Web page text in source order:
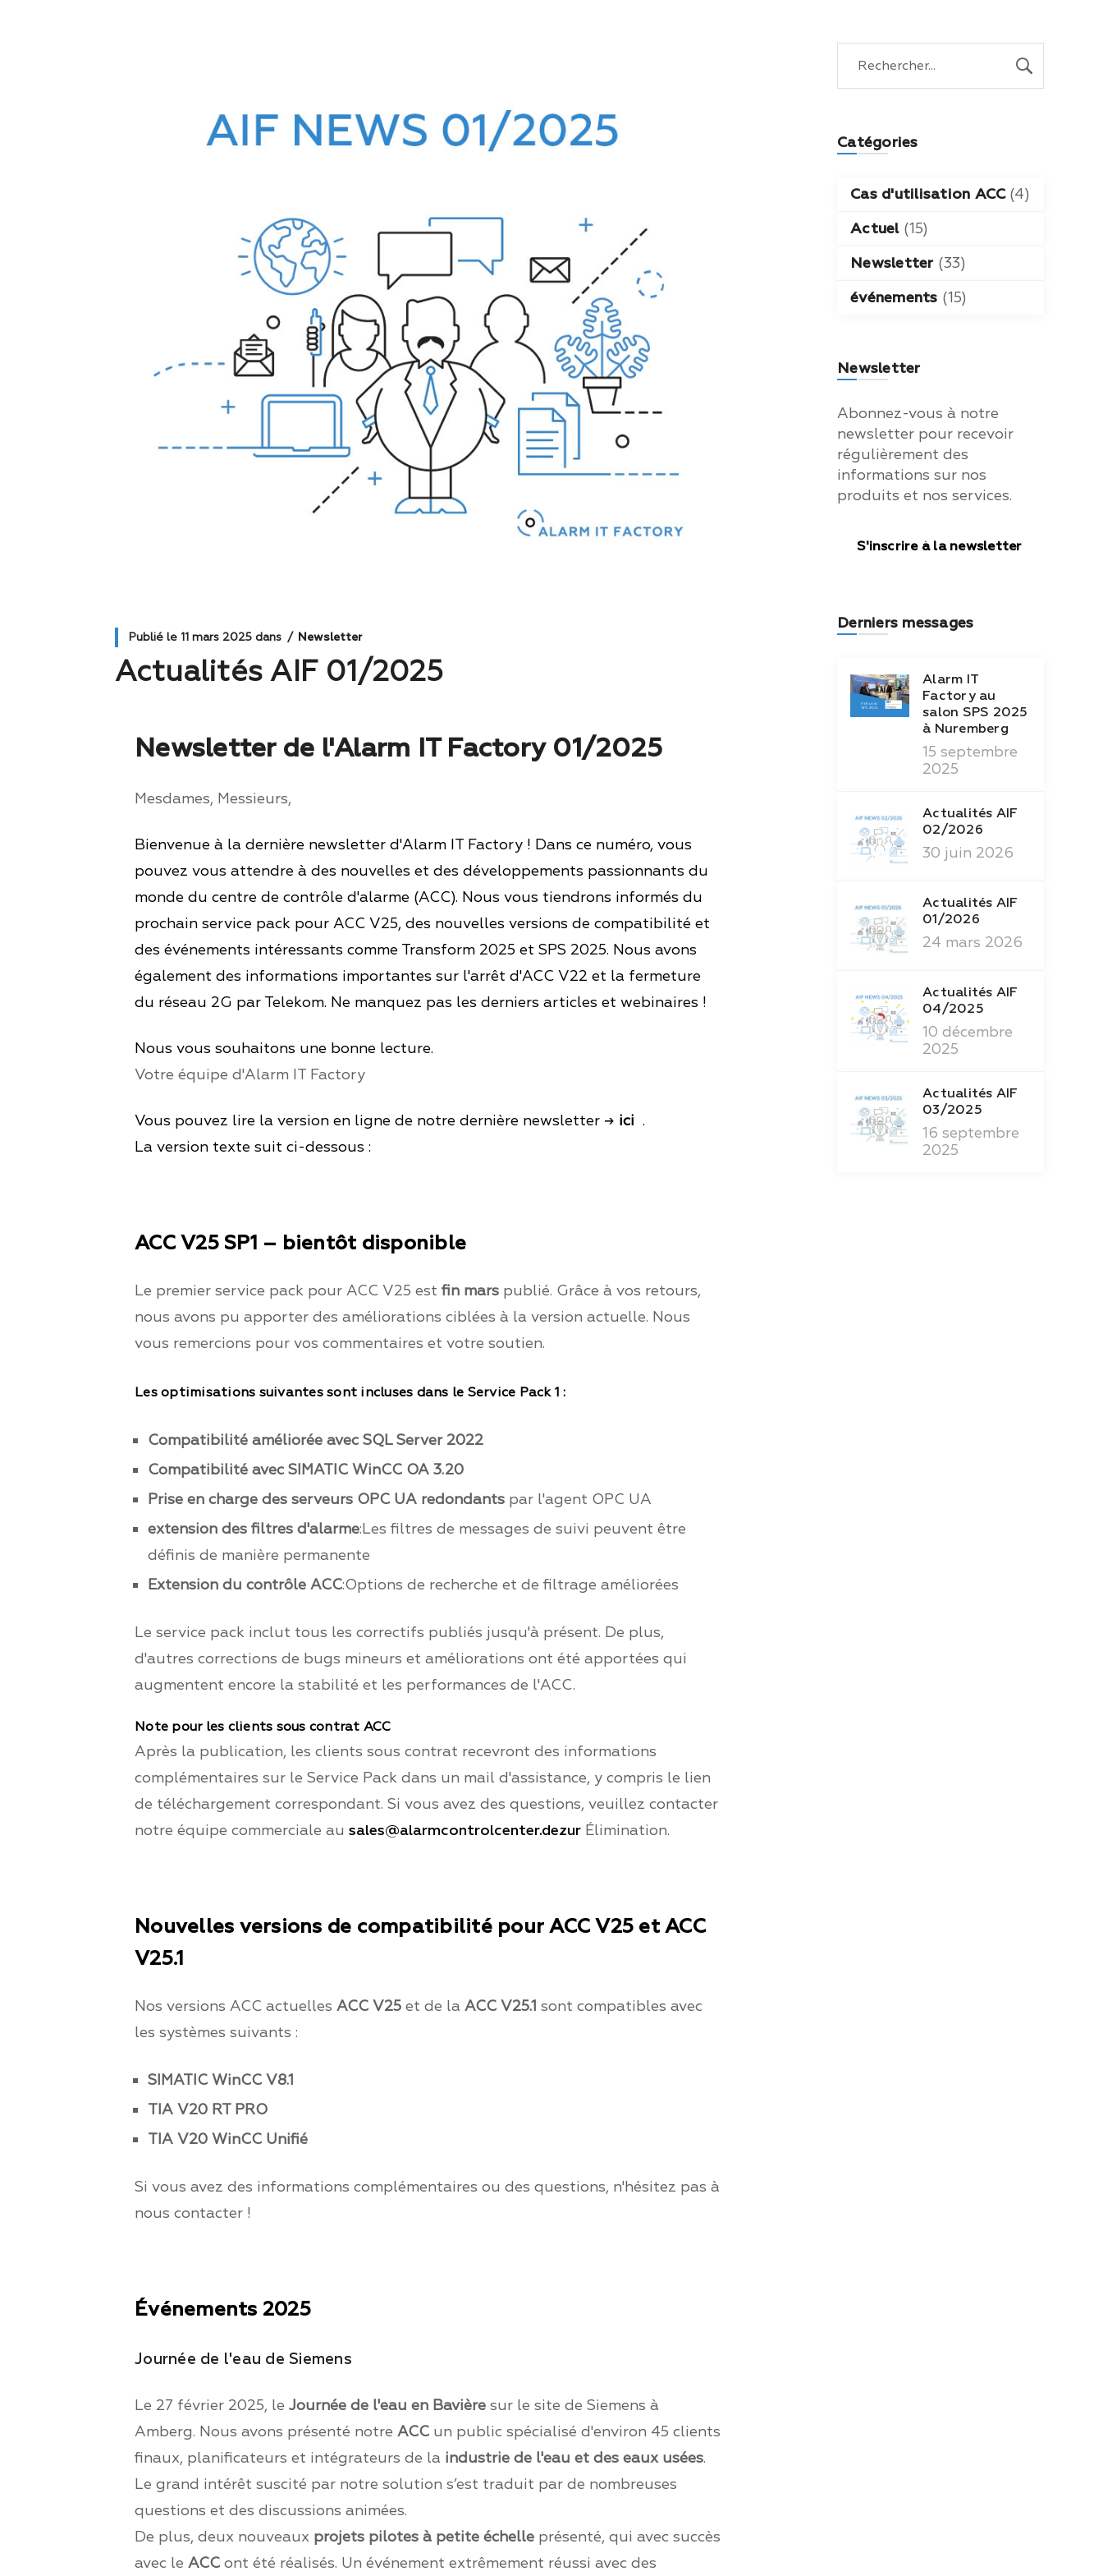
Publié le 11 mars 2025dans Newsletter
Actualités AIF 01/2025
Newsletter de l'Alarm IT Factory 01/2025
Mesdames, Messieurs,
Bienvenue à la dernière newsletter d'Alarm IT Factory ! Dans ce numéro, vous
pouvez vous attendre à des nouvelles et des développements passionnants du
monde du centre de contrôle d'alarme (ACC). Nous vous tiendrons informés du
prochain service pack pour ACC V25, des nouvelles versions de compatibilité et
des événements intéressants comme Transform 2025 et SPS 2025. Nous avons
également des informations importantes sur l'arrêt d'ACC V22 et la fermeture
du réseau 2G par Telekom. Ne manquez pas les derniers articles et webinaires !
Nous vous souhaitons une bonne lecture.
Votre équipe d'Alarm IT Factory
Vous pouvez lire la version en ligne de notre dernière newsletter → ici.
La version texte suit ci-dessous :
ACC V25 SP1 – bientôt disponible
Le premier service pack pour ACC V25 estfin mars publié. Grâce à vos retours,
nous avons pu apporter des améliorations ciblées à la version actuelle. Nous
vous remercions pour vos commentaires et votre soutien.
Les optimisations suivantes sont incluses dans le Service Pack 1 :
Compatibilité améliorée avec SQL Server 2022
Compatibilité avec SIMATIC WinCC OA 3.20
Prise en charge des serveurs OPC UA redondants par l'agent OPC UA
extension des filtres d'alarme:Les filtres de messages de suivi peuvent être
définis de manière permanente
Extension du contrôle ACC:Options de recherche et de filtrage améliorées
Le service pack inclut tous les correctifs publiés jusqu'à présent. De plus,
d'autres corrections de bugs mineurs et améliorations ont été apportées qui
augmentent encore la stabilité et les performances de l'ACC.
Note pour les clients sous contrat ACC
Après la publication, les clients sous contrat recevront des informations
complémentaires sur le Service Pack dans un mail d'assistance, y compris le lien
de téléchargement correspondant. Si vous avez des questions, veuillez contacter
notre équipe commerciale ausales@alarmcontrolcenter.dezur Élimination.
Nouvelles versions de compatibilité pour ACC V25 et ACC
V25.1
Nos versions ACC actuellesACC V25 et de laACC V25.1 sont compatibles avec
les systèmes suivants :
SIMATIC WinCC V8.1
TIA V20 RT PRO
TIA V20 WinCC Unifié
Si vous avez des informations complémentaires ou des questions, n'hésitez pas à
nous contacter !
Événements 2025
Journée de l'eau de Siemens
Le 27 février 2025, leJournée de l'eau en Bavière sur le site de Siemens à
Amberg. Nous avons présenté notreACC un public spécialisé d'environ 45 clients
finaux, planificateurs et intégrateurs de la industrie de l'eau et des eaux usées.
Le grand intérêt suscité par notre solution s’est traduit par de nombreuses
questions et des discussions animées.
De plus, deux nouveaux projets pilotes à petite échelle présenté, qui avec succès
avec leACC ont été réalisés. Un événement extrêmement réussi avec des
Catégories
Cas d'utilisation ACC(4)
Actuel(15)
Newsletter(33)
événements (15)
Newsletter
Abonnez-vous à notre
newsletter pour recevoir
régulièrement des
informations sur nos
produits et nos services.
S'inscrire à la newsletter
Derniers messages
Alarm IT
Factory au
salon SPS 2025
à Nuremberg
15 septembre
2025
Actualités AIF
02/2026
30 juin 2026
Actualités AIF
01/2026
24 mars 2026
Actualités AIF
04/2025
10 décembre
2025
Actualités AIF
03/2025
16 septembre
2025